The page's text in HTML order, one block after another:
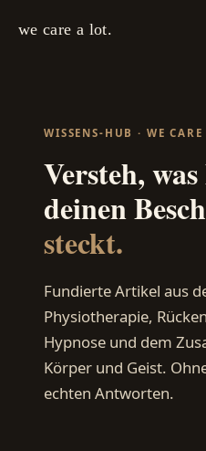
we care a lot.
WISSENS-HUB · WE
Versteh,
deinen
steckt.
Fundierte Artikel aus
Physiotherapie,
Hypnose und dem
Körper und Geist.
echten Antworten.